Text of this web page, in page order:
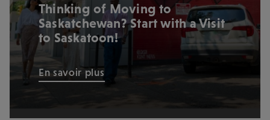
Thinking of Moving to
Saskatchewan? Start with a Visit
to Saskatoon!
En savoir plus